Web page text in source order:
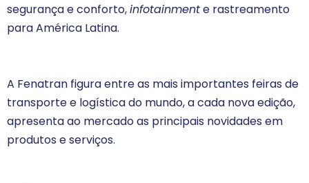
segurança e conforto,infotainmente rastreamento
para América Latina.
A Fenatran figura entre as mais importantes feiras de
transporte e logística do mundo, a cada nova edição,
apresenta ao mercado as principais novidades em
produtos e serviços.